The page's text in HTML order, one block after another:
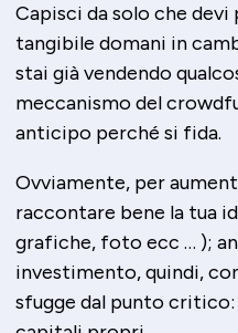
Capisci da solo che
tangibile domani in
stai già vendendo
meccanismo del
anticipo perché si fida.
Ovviamente, per
raccontare bene la tua
grafiche, foto ecc … );
investimento, quindi,
sfugge dal punto